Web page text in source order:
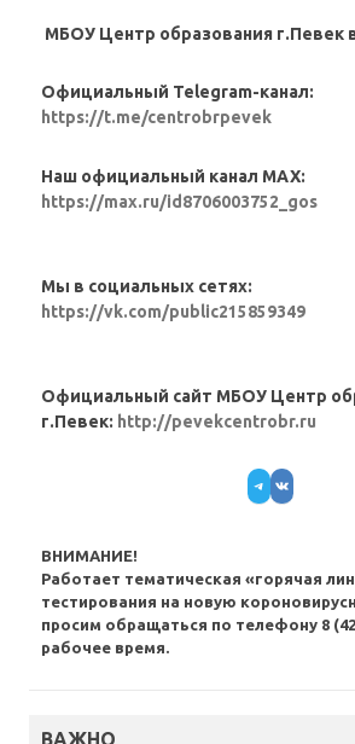
МБОУ Центр образования г.Певек
Официальный Telegram-канал:
https://t.me/centrobrpevek
Наш официальный канал MAX:
https://max.ru/id8706003752_gos
Мы в социальных сетях:
https://vk.com/public215859349
Официальный сайт МБОУ Центр
г.Певек: http://pevekcentrobr.ru
Telegram
VK
ВНИМАНИЕ!
Работает тематическая «горячая
тестирования на новую
просим обращаться по телефону 8
рабочее время.
ВАЖНО